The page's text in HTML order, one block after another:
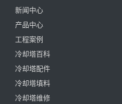
新闻中心
产品中心
工程案例
冷却塔百科
冷却塔配件
冷却塔填料
冷却塔维修